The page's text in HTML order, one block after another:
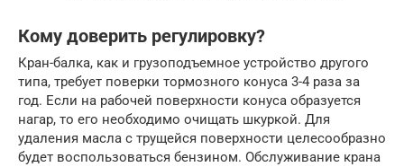
Кому доверить регулировку?
Кран-балка, как и грузоподъемное устройство другого
типа, требует поверки тормозного конуса 3-4 раза за
год. Если на рабочей поверхности конуса образуется
нагар, то его необходимо очищать шкуркой. Для
удаления масла с трущейся поверхности целесообразно
будет воспользоваться бензином. Обслуживание крана